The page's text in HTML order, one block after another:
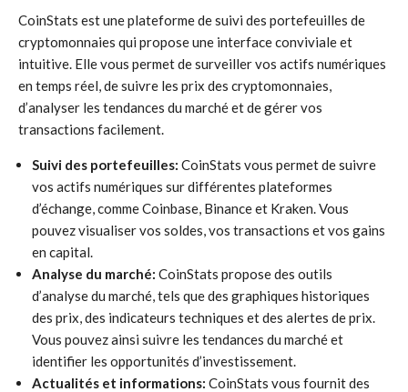
CoinStats est une plateforme de suivi des portefeuilles de
cryptomonnaies qui propose une interface conviviale et
intuitive. Elle vous permet de surveiller vos actifs numériques
en temps réel, de suivre les prix des cryptomonnaies,
d’analyser les tendances du marché et de gérer vos
transactions facilement.
Suivi des portefeuilles: CoinStats vous permet de suivre
vos actifs numériques sur différentes plateformes
d’échange, comme Coinbase, Binance et Kraken. Vous
pouvez visualiser vos soldes, vos transactions et vos gains
en capital.
Analyse du marché: CoinStats propose des outils
d’analyse du marché, tels que des graphiques historiques
des prix, des indicateurs techniques et des alertes de prix.
Vous pouvez ainsi suivre les tendances du marché et
identifier les opportunités d’investissement.
Actualités et informations: CoinStats vous fournit des